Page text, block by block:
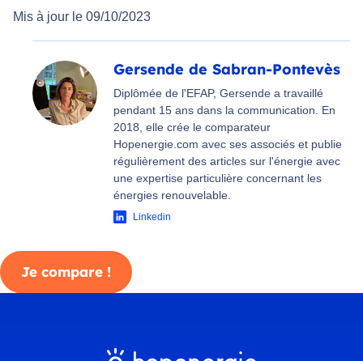
Mis à jour le 09/10/2023
Gersende de Sabran-Pontevès
Diplômée de l'EFAP, Gersende a travaillé
pendant 15 ans dans la communication. En
2018, elle crée le comparateur
Hopenergie.com avec ses associés et publie
régulièrement des articles sur l'énergie avec
une expertise particulière concernant les
énergies renouvelable.
Linkedin
Je compare !